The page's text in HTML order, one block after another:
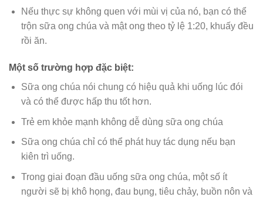
Nếu thực sự không quen với mùi vị của nó, bạn có thể
trộn sữa ong chúa và mật ong theo tỷ lệ 1:20, khuấy đều
rồi ăn.
Một số trường hợp đặc biệt:
Sữa ong chúa nói chung có hiệu quả khi uống lúc đói
và có thể được hấp thu tốt hơn.
Trẻ em khỏe mạnh không dễ dùng sữa ong chúa
Sữa ong chúa chỉ có thể phát huy tác dụng nếu bạn
kiên trì uống.
Trong giai đoạn đầu uống sữa ong chúa, một số ít
người sẽ bị khô họng, đau bụng, tiêu chảy, buồn nôn và